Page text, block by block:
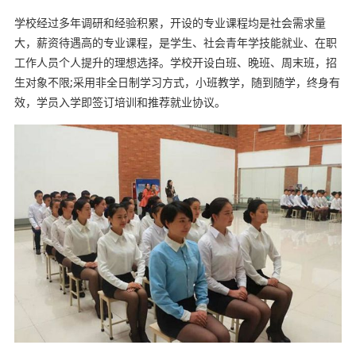
学校经过多年调研和经验积累，开设的专业课程均是社会需求量
大，薪资待遇高的专业课程，是学生、社会青年学技能就业、在职
工作人员个人提升的理想选择。学校开设白班、晚班、周末班，招
生对象不限;采用非全日制学习方式，小班教学，随到随学，终身有
效，学员入学即签订培训和推荐就业协议。